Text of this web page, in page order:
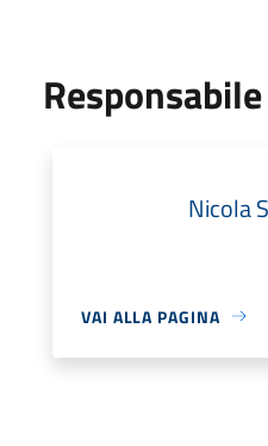
Responsabile
Nicola
VAI ALLA PAGINA